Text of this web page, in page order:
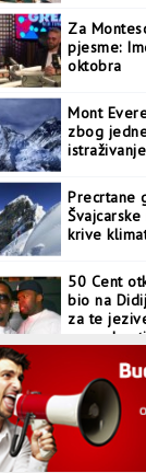
Za
pjesme:
oktobra
Mont
zbog
istraživanje
Precrtane
krive
50 Cent
bio na
za te
normalan tip
Japanci
kakav
Linkin